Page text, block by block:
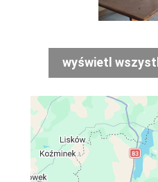
wyświetl